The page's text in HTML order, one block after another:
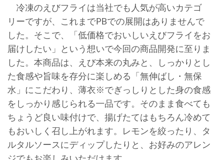
冷凍のえびフライは当社でも人気が高いカテゴ
リーですが、これまでPBでの展開はありませんで
した。そこで、「低価格でおいしいえびフライをお
届けしたい」という想いで今回の商品開発に至りま
した。本商品は、えび本来の丸みと、しっかりとし
た食感や旨味を存分に楽しめる「無伸ばし・無保
水」にこだわり、薄衣※でぎっしりとした身の食感
をしっかり感じられる一品です。そのまま食べても
ちょうど良い味付けで、揚げたてはもちろん冷めて
もおいしく召し上がれます。レモンを絞ったり、タ
ルタルソースにディップしたりと、お好みのアレン